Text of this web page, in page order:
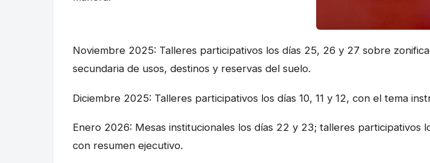
Noviembre 2025: Talleres participativos los días 25, 26 y 27 sobre
secundaria de usos, destinos y reservas del suelo.
Diciembre 2025: Talleres participativos los días 10, 11 y 12, con el tema
Enero 2026: Mesas institucionales los días 22 y 23; talleres participativos
con resumen ejecutivo.